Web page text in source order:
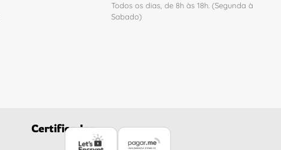
Todos os dias, de 8h às 18h. (Segunda à
Sabado)
Certificados